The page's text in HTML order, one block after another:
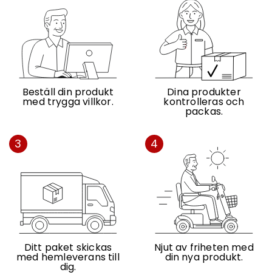
Beställ din produkt
med trygga villkor.
Dina produkter
kontrolleras och
packas.
3
Ditt paket skickas
med hemleverans till
dig.
4
Njut av friheten med
din nya produkt.